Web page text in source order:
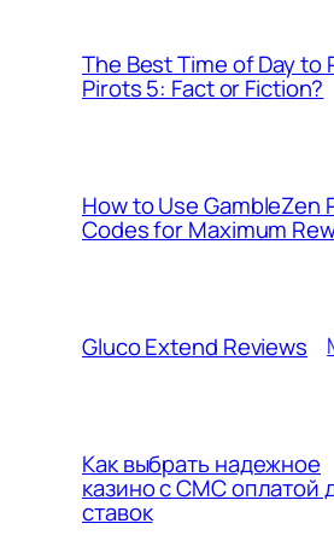
The Best Time of Day to
Pirots 5: Fact or Fiction?
How to Use GambleZen
Codes for Maximum
Gluco Extend Reviews
Как выбрать надежное
казино с СМС оплатой
ставок